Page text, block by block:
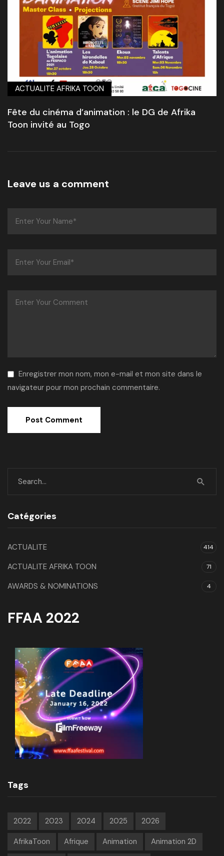
ACTUALITE AFRIKA TOON
Fête du cinéma d’animation : le DG de Afrika
Toon invité au Togo
Leave us a comment
Enregistrer mon nom, mon e-mail et mon site dans le
navigateur pour mon prochain commentaire.
Catégories
ACTUALITE 414
ACTUALITE AFRIKA TOON 71
AWARDS & NOMINATIONS 4
FFAA 2022
Tags
2022 2023 2024 2025 2026
AfrikaToon Afrique Animation Animation 2D